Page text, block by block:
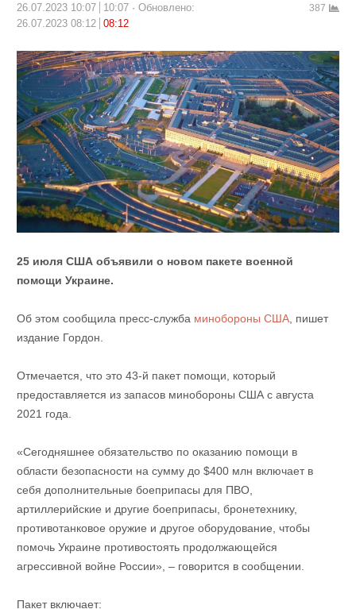
26.07.2023 10:07 10:07
Обновлено:
26.07.2023 08:12
08:12
387
25 июля США объявили о новом пакете военной
помощи Украине.
Об этом сообщила пресс-служба минобороны США, пишет
издание Гордон.
Отмечается, что это 43-й пакет помощи, который
предоставляется из запасов минобороны США с августа
2021 года.
«Сегодняшнее обязательство по оказанию помощи в
области безопасности на сумму до $400 млн включает в
себя дополнительные боеприпасы для ПВО,
артиллерийские и другие боеприпасы, бронетехнику,
противотанковое оружие и другое оборудование, чтобы
помочь Украине противостоять продолжающейся
агрессивной войне России», – говорится в сообщении.
Пакет включает: